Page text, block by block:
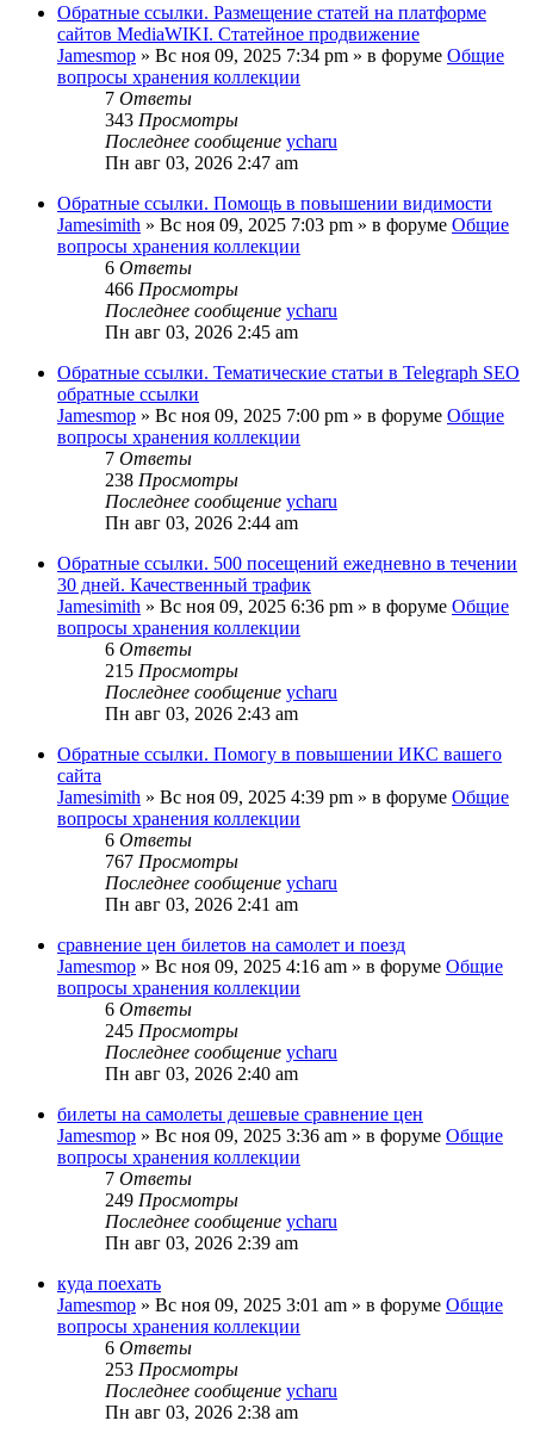
Обратные ссылки. Размещение статей на платформе
сайтов MediaWIKI. Статейное продвижение
Jamesmop » Вс ноя 09, 2025 7:34 pm » в форуме Общие
вопросы хранения коллекции
7 Ответы
343 Просмотры
Последнее сообщение ycharu
Пн авг 03, 2026 2:47 am
Обратные ссылки. Помощь в повышении видимости
Jamesimith » Вс ноя 09, 2025 7:03 pm » в форуме Общие
вопросы хранения коллекции
6 Ответы
466 Просмотры
Последнее сообщение ycharu
Пн авг 03, 2026 2:45 am
Обратные ссылки. Тематические статьи в Telegraph SEO
обратные ссылки
Jamesmop » Вс ноя 09, 2025 7:00 pm » в форуме Общие
вопросы хранения коллекции
7 Ответы
238 Просмотры
Последнее сообщение ycharu
Пн авг 03, 2026 2:44 am
Обратные ссылки. 500 посещений ежедневно в течении
30 дней. Качественный трафик
Jamesimith » Вс ноя 09, 2025 6:36 pm » в форуме Общие
вопросы хранения коллекции
6 Ответы
215 Просмотры
Последнее сообщение ycharu
Пн авг 03, 2026 2:43 am
Обратные ссылки. Помогу в повышении ИКС вашего
сайта
Jamesimith » Вс ноя 09, 2025 4:39 pm » в форуме Общие
вопросы хранения коллекции
6 Ответы
767 Просмотры
Последнее сообщение ycharu
Пн авг 03, 2026 2:41 am
сравнение цен билетов на самолет и поезд
Jamesmop » Вс ноя 09, 2025 4:16 am » в форуме Общие
вопросы хранения коллекции
6 Ответы
245 Просмотры
Последнее сообщение ycharu
Пн авг 03, 2026 2:40 am
билеты на самолеты дешевые сравнение цен
Jamesmop » Вс ноя 09, 2025 3:36 am » в форуме Общие
вопросы хранения коллекции
7 Ответы
249 Просмотры
Последнее сообщение ycharu
Пн авг 03, 2026 2:39 am
куда поехать
Jamesmop » Вс ноя 09, 2025 3:01 am » в форуме Общие
вопросы хранения коллекции
6 Ответы
253 Просмотры
Последнее сообщение ycharu
Пн авг 03, 2026 2:38 am